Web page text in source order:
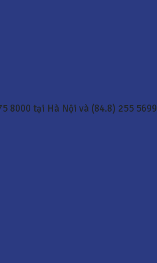
8000 tại Hà Nội và (84.8) 255